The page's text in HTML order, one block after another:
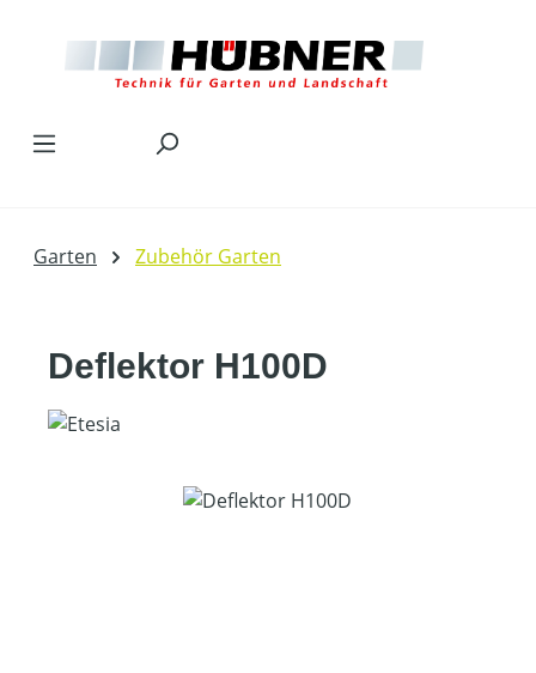
Garten Zubehör Garten
Deflektor H100D
Bildergalerie überspringen